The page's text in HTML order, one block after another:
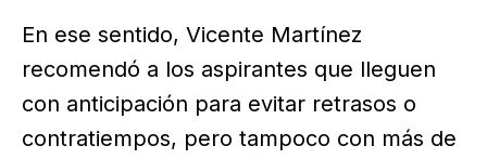
En ese sentido, Vicente Martínez
recomendó a los aspirantes que lleguen
con anticipación para evitar retrasos o
contratiempos, pero tampoco con más de